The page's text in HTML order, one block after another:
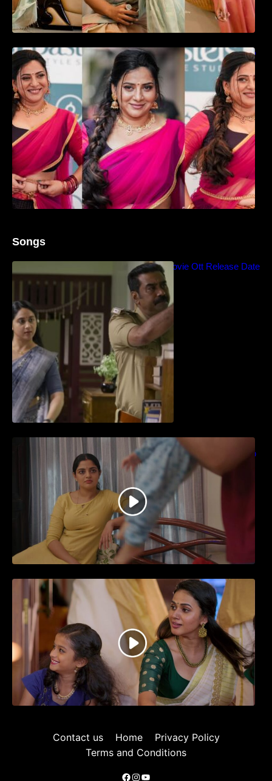
ഉദ്ഘാടന വേദിയിൽ ആരാധരെ മയക്കുന്ന
തകർപ്പൻ ഡൻസുമായി അന്ന രാജൻ..
Songs
Blockbuster Thalavan Movie Ott Release Date
– Video Song Release
തിയേറ്ററിൽ വൻ വിജയമായി മുന്നേറിയ
ഗുരുവായൂർ അംബലനടയിൽ… വീഡിയോ
സോങ്ങ്..
ജനപ്രിയ നടൻ ദിലീപ് നയകമായി
എത്തുന്ന പവി കെയർ ടേക്കർ.. വീഡിയോ
സോംഗ്…
Contact us Home
Privacy Policy
Terms and Conditions
Facebook
Instagram
YouTube